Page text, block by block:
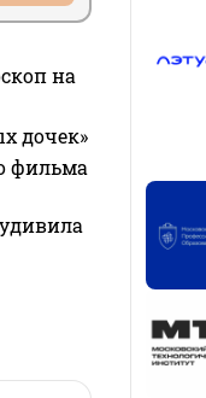
на
дочек»
фильма